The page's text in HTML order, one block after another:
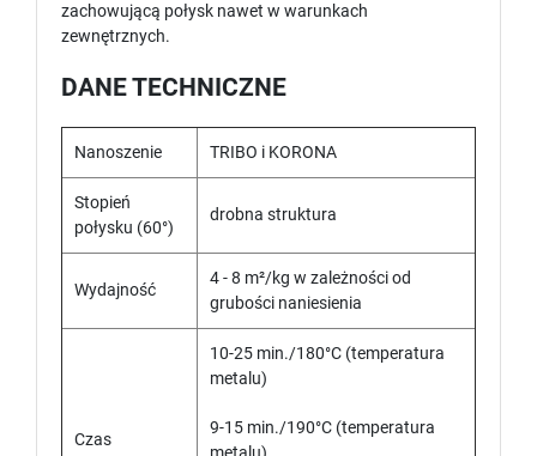
zachowującą połysk nawet w warunkach
zewnętrznych.
DANE TECHNICZNE
Nanoszenie TRIBO i KORONA
Stopień
połysku (60°)
drobna struktura
Wydajność
4 - 8 m²/kg w zależności od
grubości naniesienia
Czas
10-25 min./180°C (temperatura
metalu)
9-15 min./190°C (temperatura